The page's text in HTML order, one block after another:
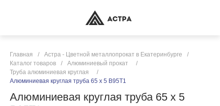
Главная / Астра - Цветной металлопрокат в Екатеринбурге
/
Каталог товаров
/ Алюминиевый прокат
/
Труба алюминиевая круглая
/
Алюминиевая круглая труба 65 х 5 В95Т1
Алюминиевая круглая труба 65 х 5